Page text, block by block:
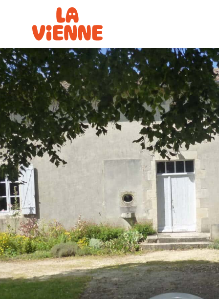
Panneau de gestion des cookies